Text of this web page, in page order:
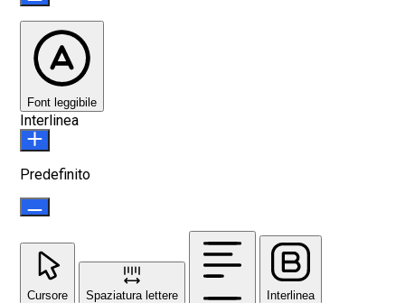
Font leggibile
Interlinea
Predefinito
Cursore Spaziatura lettere Interlinea